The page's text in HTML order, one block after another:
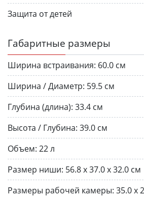
Защита от детей
Габаритные размеры
Ширина встраивания: 60.0 см
Ширина / Диаметр: 59.5 см
Глубина (длина): 33.4 см
Высота / Глубина: 39.0 см
Объем: 22 л
Размер ниши: 56.8 x 37.0 x 32.0 см
Размеры рабочей камеры: 35.0 x